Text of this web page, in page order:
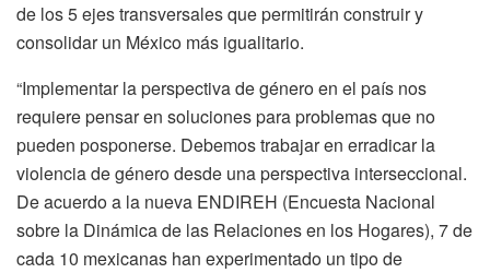
de los 5 ejes transversales que permitirán construir y
consolidar un México más igualitario.
“Implementar la perspectiva de género en el país nos
requiere pensar en soluciones para problemas que no
pueden posponerse. Debemos trabajar en erradicar la
violencia de género desde una perspectiva interseccional.
De acuerdo a la nueva ENDIREH (Encuesta Nacional
sobre la Dinámica de las Relaciones en los Hogares), 7 de
cada 10 mexicanas han experimentado un tipo de